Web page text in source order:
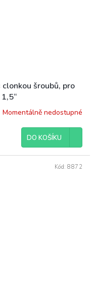
šroubů, pro
Momentálně nedostupné
DO KOŠÍKU
Kód: 8872